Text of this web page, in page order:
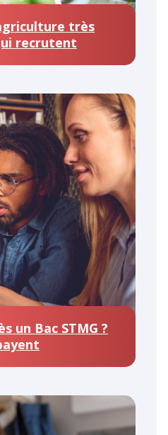
très
recrutent
un Bac STMG ?